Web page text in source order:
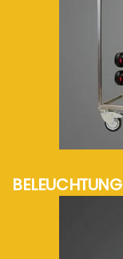
BELEUCHTUNG